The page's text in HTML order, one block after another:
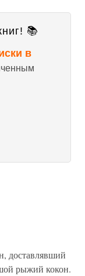
📚
в
доставлявший
рыжий кокон.